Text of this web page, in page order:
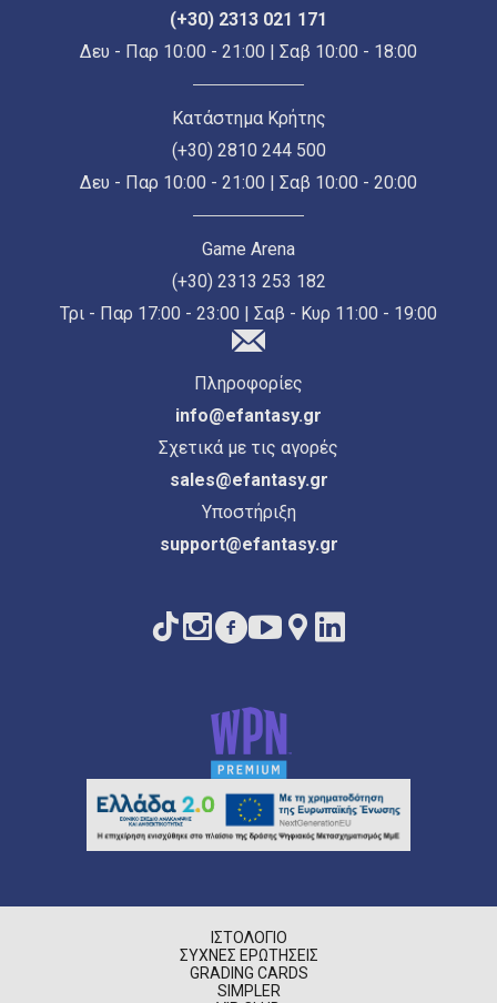
(+30) 2313 021 171
Δευ - Παρ 10:00 - 21:00 | Σαβ 10:00 - 18:00
Κατάστημα Κρήτης
(+30) 2810 244 500
Δευ - Παρ 10:00 - 21:00 | Σαβ 10:00 - 20:00
Game Arena
(+30) 2313 253 182
Τρι - Παρ 17:00 - 23:00 | Σαβ - Κυρ 11:00 - 19:00
Πληροφορίες
info@efantasy.gr
Σχετικά με τις αγορές
sales@efantasy.gr
Υποστήριξη
support@efantasy.gr
ΙΣΤΟΛΌΓΙΟ
ΣΥΧΝΈΣ ΕΡΩΤΉΣΕΙΣ
GRADING CARDS
SIMPLER